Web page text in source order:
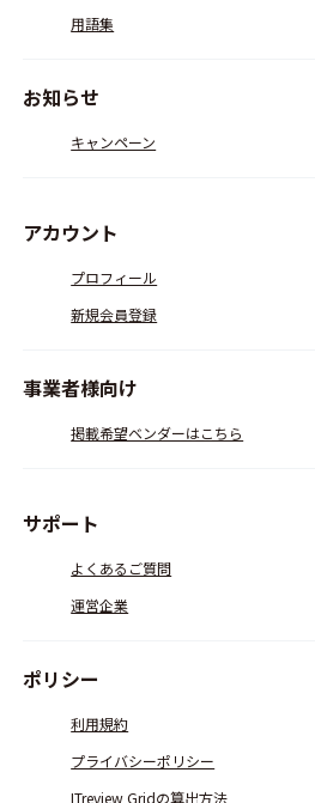
用語集
お知らせ
キャンペーン
アカウント
プロフィール
新規会員登録
事業者様向け
掲載希望ベンダーはこちら
サポート
よくあるご質問
運営企業
ポリシー
利用規約
プライバシーポリシー
ITreview Gridの算出方法